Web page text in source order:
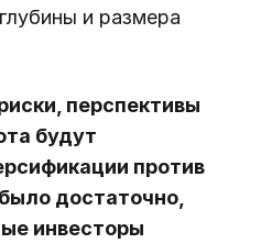
и размера
перспективы
будут
против
достаточно,
инвесторы